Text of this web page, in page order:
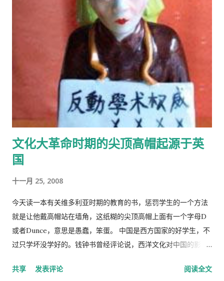
文化大革命时期的尖顶高帽起源于英
国
十一月 25, 2008
今天读一本有关维多利亚时期的教育的书，惩罚学生的一个方法
就是让他戴高帽站在墙角，这纸糊的尖顶高帽上面有一个字母D
或者Dunce，意思是愚蠢，笨蛋。 中国是西方国家的好学生，不
过只学坏没学好的。钱钟书曾经评论说，西洋文化对中国的影
不是老师往学生头上戴，而是学生往老师头上戴。
共享 发表评论 阅读全文